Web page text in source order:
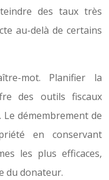
des taux très
au-delà de certains
mot. Planifier la
des outils fiscaux
démembrement de
en conservant
les plus efficaces,
du donateur.